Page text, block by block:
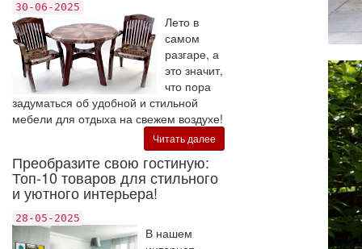
30-06-2025
Лето в
самом
разгаре, а
это значит,
что пора
задуматься об удобной и стильной
мебели для отдыха на свежем воздухе!
Читать далее
Преобразите свою гостиную:
Топ-10 товаров для стильного
и уютного интерьера!
28-05-2025
В нашем